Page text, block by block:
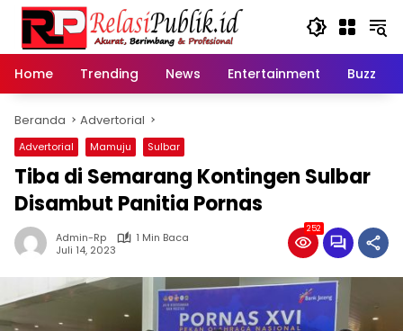
Langsung
konten
Home
Trending News Entertainment Buzz
Beranda Advertorial
Advertorial Mamuju Sulbar
Tiba di Semarang Kontingen Sulbar
Disambut Panitia Pornas
Admin-Rp
1 Min Baca
Juli 14, 2023
252